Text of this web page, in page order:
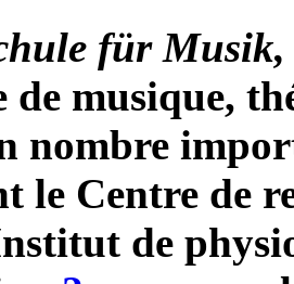
für
de musique,
nombre
le Centre de
de